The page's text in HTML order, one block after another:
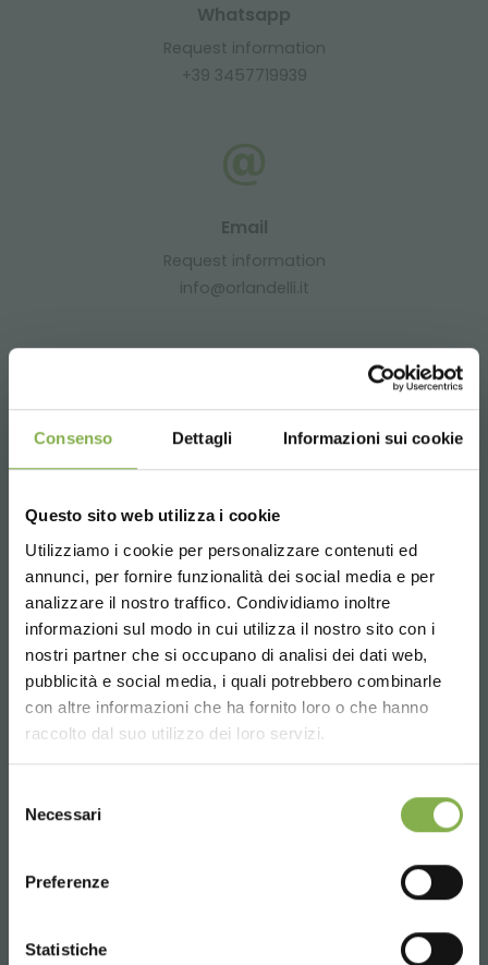
Consenso Dettagli Informazioni sui cookie
Questo sito web utilizza i cookie
Utilizziamo i cookie per personalizzare contenuti ed
annunci, per fornire funzionalità dei social media e per
analizzare il nostro traffico. Condividiamo inoltre
informazioni sul modo in cui utilizza il nostro sito con i
nostri partner che si occupano di analisi dei dati web,
pubblicità e social media, i quali potrebbero combinarle
con altre informazioni che ha fornito loro o che hanno
raccolto dal suo utilizzo dei loro servizi.
delNecessari
Preferenze
Statistiche
Choose the country you are in and your
language for a better browsing experience
Whatsapp
Request information
+39 3457719939
Email
Request information
info@orlandelli.it
Phone
From monday to friday
14:00 - 18:30
+39 0376 960311
SERVICES